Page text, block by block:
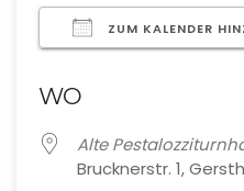
ZUM KALENDER
WO
Alte
Brucknerstr. 1,